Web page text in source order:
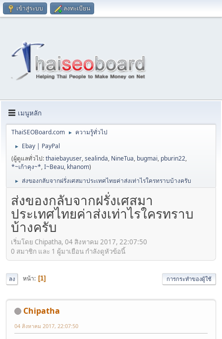
เข้าสู่ระบบ ลงทะเบียน
เมนูหลัก
ThaiSEOBoard.com ► ความรู้ทั่วไป
►
Ebay | PayPal
(ผู้ดูแลทั่วไป:thaiebayuser,sealinda, NineTua, bugmai, pburin22,
*~เก้าคุง~*,I~Beau, khanom)
► ส่งของกลับจากฝรั่งเศสมาประเทศไทยค่าส่งเท่าไรใครทราบบ้างครับ
ส่งของกลับจากฝรั่งเศสมา
ประเทศไทยค่าส่งเท่าไรใครทราบ
บ้างครับ
เริ่มโดย Chipatha, 04 สิงหาคม 2017, 22:07:50
0 สมาชิก และ 1 ผู้มาเยือน กำลังดูหัวข้อนี้
ลง หน้า 1 การกระทำของผู้ใช้
Chipatha
04 สิงหาคม 2017, 22:07:50